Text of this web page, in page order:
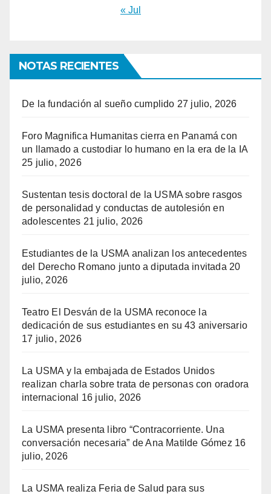
« Jul
NOTAS RECIENTES
De la fundación al sueño cumplido 27 julio, 2026
Foro Magnifica Humanitas cierra en Panamá con
un llamado a custodiar lo humano en la era de la IA
25 julio, 2026
Sustentan tesis doctoral de la USMA sobre rasgos
de personalidad y conductas de autolesión en
adolescentes 21 julio, 2026
Estudiantes de la USMA analizan los antecedentes
del Derecho Romano junto a diputada invitada 20
julio, 2026
Teatro El Desván de la USMA reconoce la
dedicación de sus estudiantes en su 43 aniversario
17 julio, 2026
La USMA y la embajada de Estados Unidos
realizan charla sobre trata de personas con oradora
internacional
16 julio, 2026
La USMA presenta libro “Contracorriente. Una
conversación necesaria” de Ana Matilde Gómez 16
julio, 2026
La USMA realiza Feria de Salud para sus